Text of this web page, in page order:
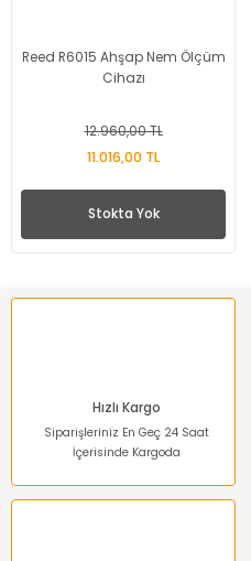
Reed R6015 Ahşap Nem Ölçüm
Cihazı
12.960,00 TL
11.016,00 TL
Stokta Yok
Hızlı Kargo
Siparişleriniz En Geç 24 Saat
İçerisinde Kargoda